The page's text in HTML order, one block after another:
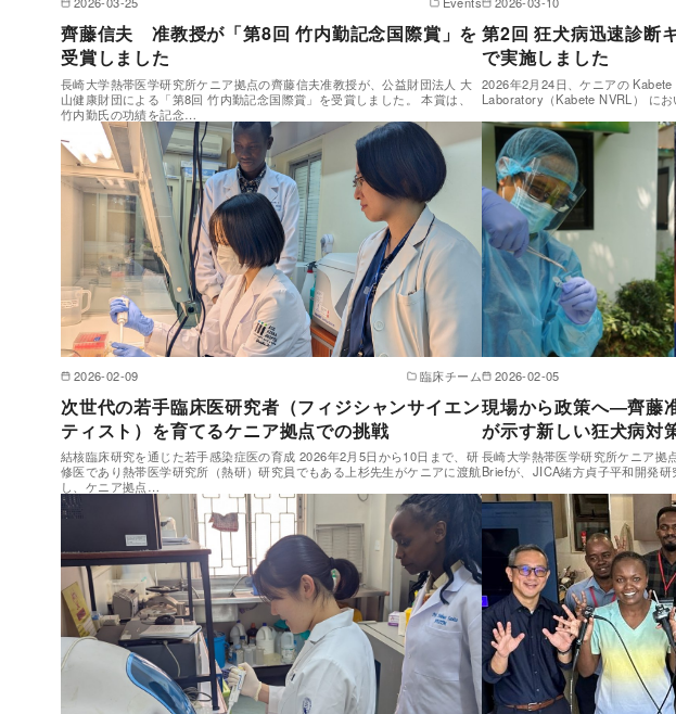
齊藤信夫 准教授が「第8回 竹内勤記念国際賞」を
受賞しました
長崎大学熱帯医学研究所ケニア拠点の齊藤信夫准教授が、公益財団法人 大
山健康財団による「第8回 竹内勤記念国際賞」を受賞しました。 本賞は、
竹内勤氏の功績を記念…
第2回 狂犬病迅速診断
で実施しました
2026年2月24日、ケニアの
Laboratory（Kabete NVRL） にお
2026-02-09 臨床チーム
次世代の若手臨床医研究者（フィジシャンサイエン
ティスト）を育てるケニア拠点での挑戦
結核臨床研究を通じた若手感染症医の育成 2026年2月5日から10日まで、研
修医であり熱帯医学研究所（熱研）研究員でもある上杉先生がケニアに渡航
し、ケニア拠点…
2026-02-05
現場から政策へ―齊藤
が示す新しい狂犬病対
長崎大学熱帯医学研究所ケニア拠
Briefが、JICA緒方貞子平和開発